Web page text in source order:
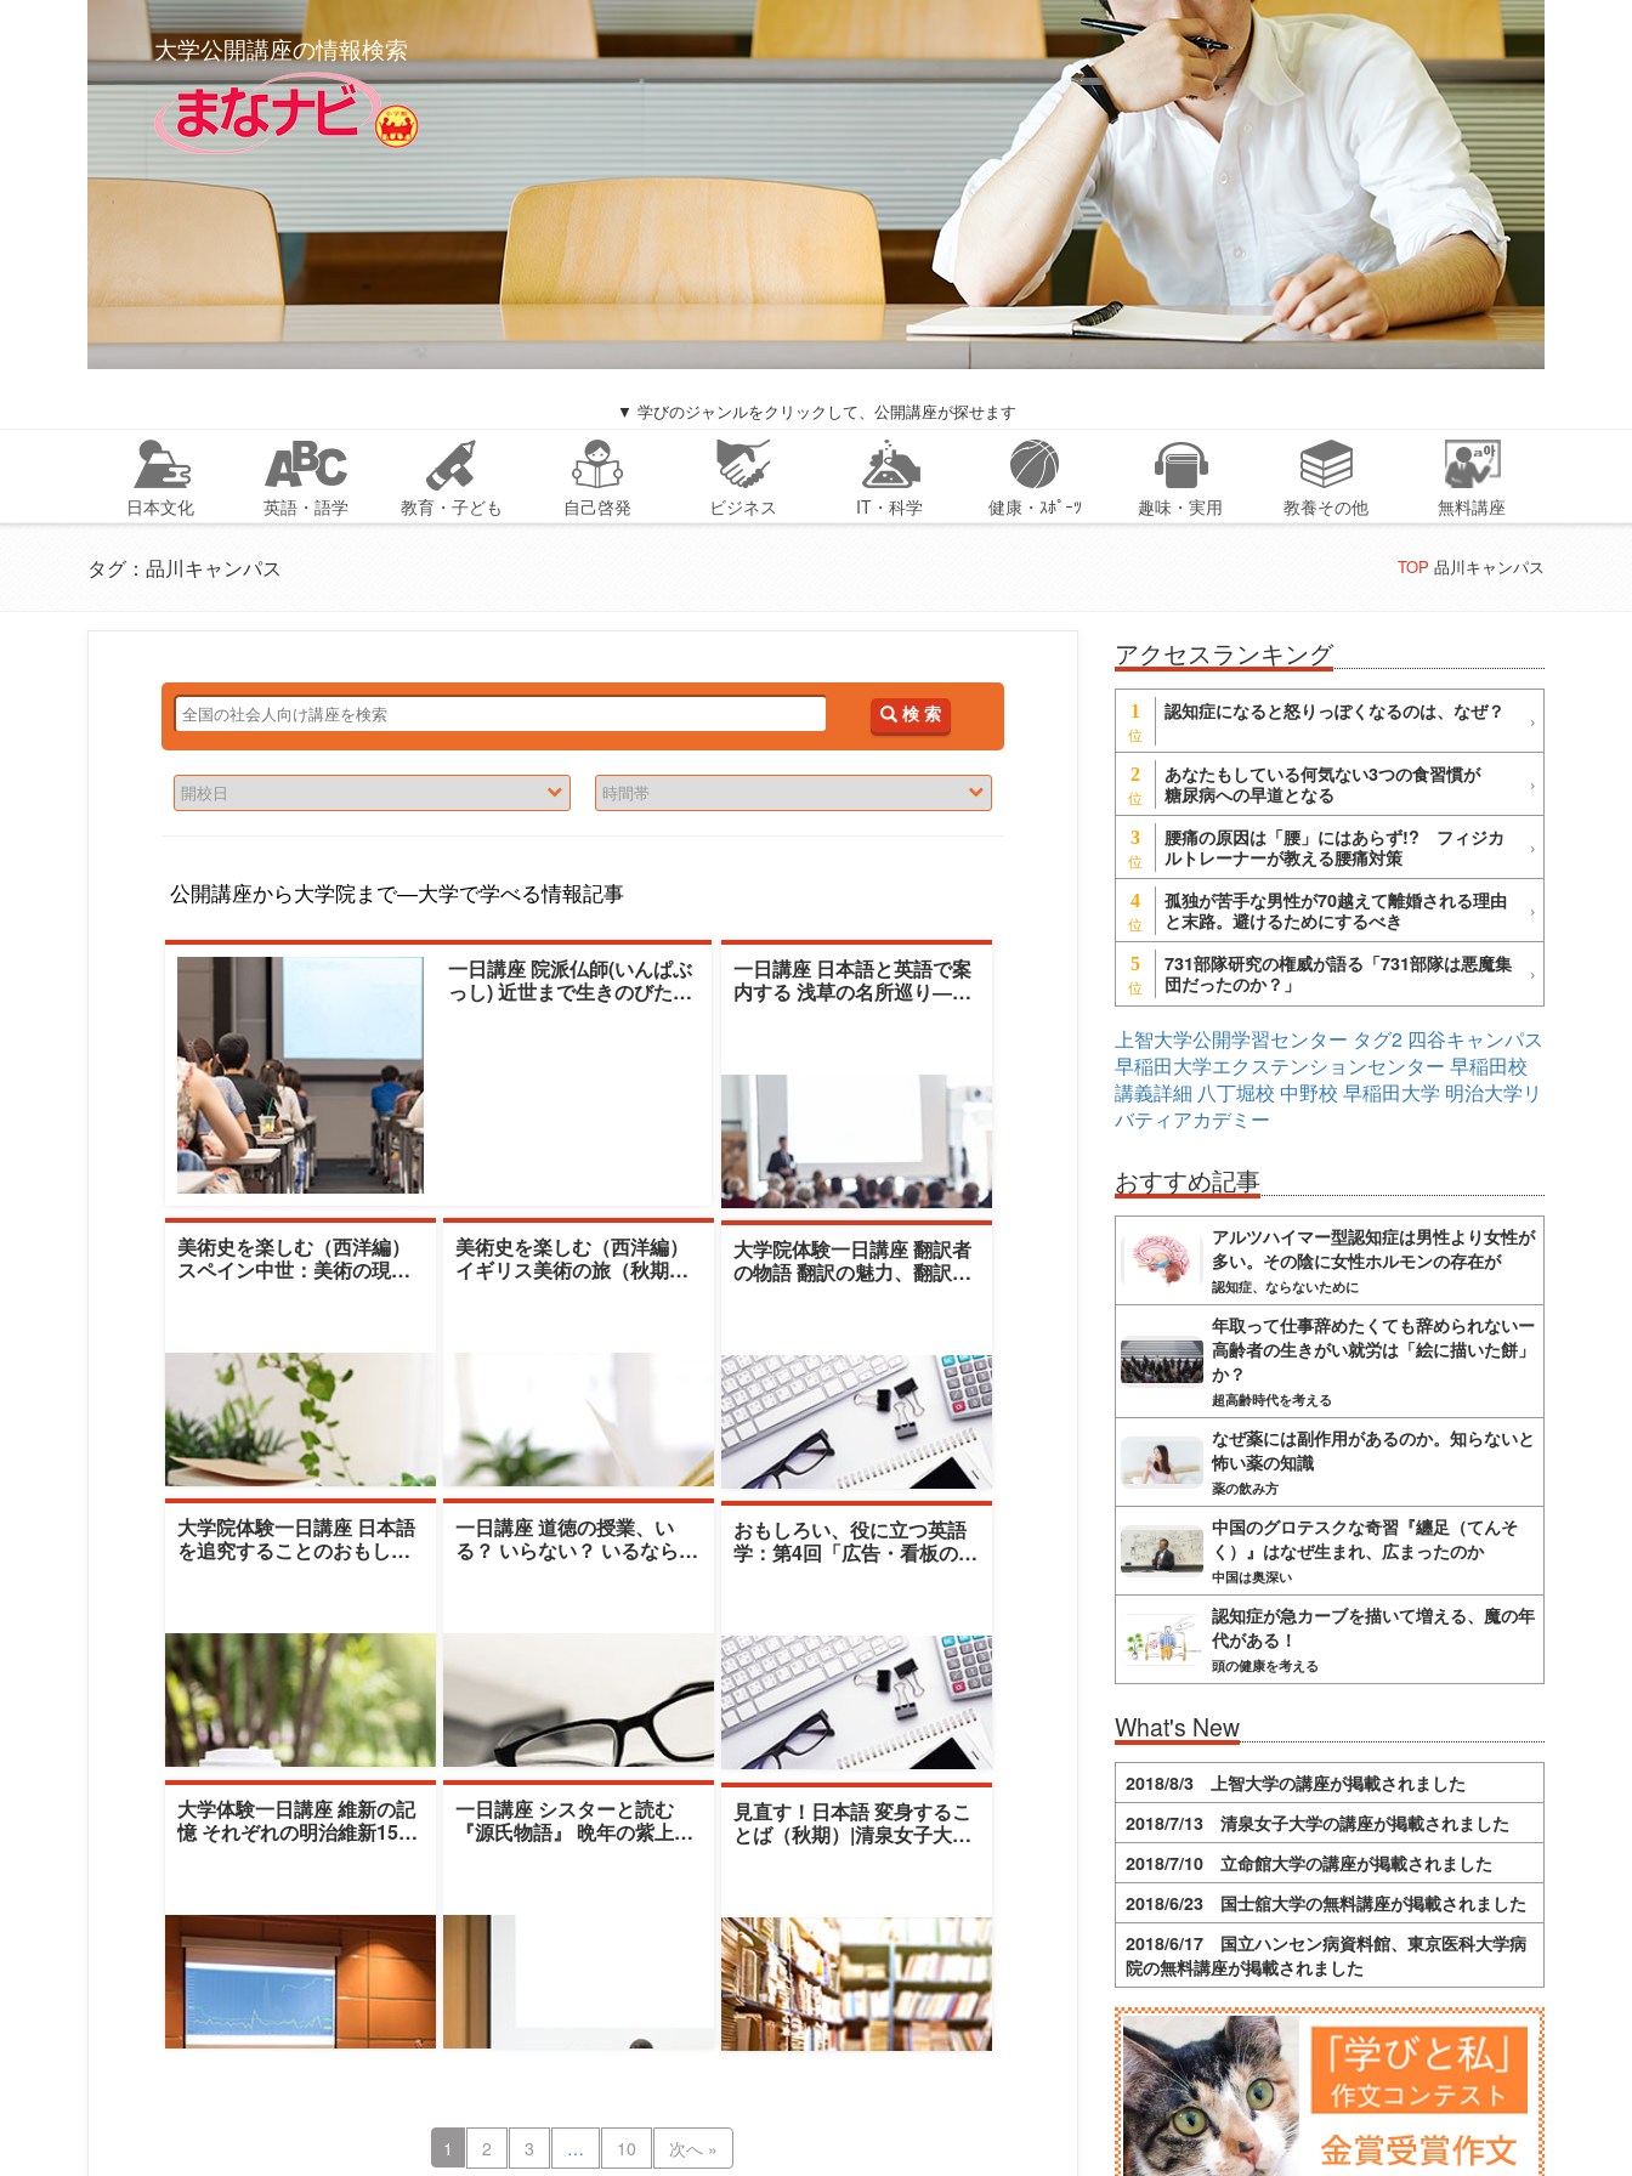
大学公開講座の情報検索
▼ 学びのジャンルをクリックして、公開講座が探せます
日本文化 英語・語学 教育・子ども 自己啓発 ビジネス IT・科学 健康・ｽﾎﾟｰﾂ 趣味・実用 教養その他 無料講座
タグ：品川キャンパス TOP 品川キャンパス
検 索
公開講座から大学院まで―大学で学べる情報記事
一日講座 院派仏師(いんぱぶ
っし) 近世まで生きのびたも
一日講座 日本語と英語で案
内する 浅草の名所巡り―信
美術史を楽しむ（西洋編）
スペイン中世：美術の現場
美術史を楽しむ（西洋編）
イギリス美術の旅（秋期）|
大学院体験一日講座 翻訳者
の物語 翻訳の魅力、翻訳の
大学院体験一日講座 日本語
を追究することのおもしろ
一日講座 道徳の授業、い
る？ いらない？ いるなら受
おもしろい、役に立つ英語
学：第4回「広告・看板の英
大学体験一日講座 維新の記
憶 それぞれの明治維新150
一日講座 シスターと読む
『源氏物語』 晩年の紫上そ
見直す！日本語 変身するこ
とば（秋期）|清泉女子大学|
1 2 3 … 10 次へ »
アクセスランキング
1 認知症になると怒りっぽくなるのは、なぜ？
2
あなたもしている何気ない3つの食習慣が
糖尿病への早道となる
3
腰痛の原因は「腰」にはあらず!? フィジカ
ルトレーナーが教える腰痛対策
4
孤独が苦手な男性が70越えて離婚される理由
と末路。避けるためにするべき
5
731部隊研究の権威が語る「731部隊は悪魔集
団だったのか？」
上智大学公開学習センター タグ2 四谷キャンパス
早稲田大学エクステンションセンター 早稲田校
講義詳細 八丁堀校 中野校 早稲田大学 明治大学リ
バティアカデミー
おすすめ記事
アルツハイマー型認知症は男性より女性が
多い。その陰に女性ホルモンの存在が
認知症、ならないために
年取って仕事辞めたくても辞められないー
高齢者の生きがい就労は「絵に描いた餅」
か？
超高齢時代を考える
なぜ薬には副作用があるのか。知らないと
怖い薬の知識
薬の飲み方
中国のグロテスクな奇習『纏足（てんそ
く）』はなぜ生まれ、広まったのか
中国は奥深い
認知症が急カーブを描いて増える、魔の年
代がある！
頭の健康を考える
What's New
2018/8/3 上智大学の講座が掲載されました
2018/7/13 清泉女子大学の講座が掲載されました
2018/7/10 立命館大学の講座が掲載されました
2018/6/23 国士舘大学の無料講座が掲載されました
2018/6/17 国立ハンセン病資料館、東京医科大学病
院の無料講座が掲載されました